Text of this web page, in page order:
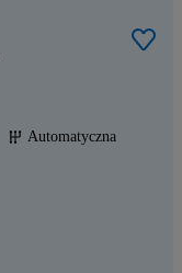
Automatyczna